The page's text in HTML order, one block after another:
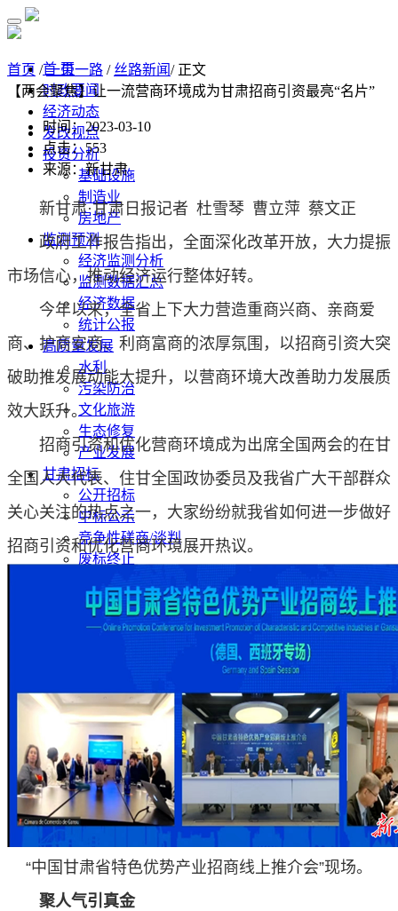
首 页
时政要闻
经济动态
发改视点
投资分析
基础设施
制造业
房地产
监测预测
经济监测分析
监测数据汇总
经济数据
统计公报
高质量发展
水利
污染防治
文化旅游
生态修复
产业发展
甘肃招标
公开招标
中标公示
竞争性磋商/谈判
废标终止
其他公告
单一来源公示
发展动态
发展规划
总体规划
专项规划
地区规划
计划报告
研究院动态
首页 /一带一路 / 丝路新闻/ 正文
【两会聚焦】让一流营商环境成为甘肃招商引资最亮“名片”
时间：2023-03-10
点击：553
来源：新甘肃
新甘肃·甘肃日报记者 杜雪琴 曹立萍 蔡文正
政府工作报告指出，全面深化改革开放，大力提振
市场信心，推动经济运行整体好转。
今年以来，全省上下大力营造重商兴商、亲商爱
商、护商安商、利商富商的浓厚氛围，以招商引资大突
破助推发展动能大提升，以营商环境大改善助力发展质
效大跃升。
招商引资和优化营商环境成为出席全国两会的在甘
全国人大代表、住甘全国政协委员及我省广大干部群众
关心关注的热点之一，大家纷纷就我省如何进一步做好
招商引资和优化营商环境展开热议。
“中国甘肃省特色优势产业招商线上推介会”现场。
聚人气引真金